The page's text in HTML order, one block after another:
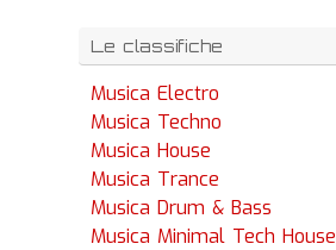
Le classifiche
Musica Electro
Musica Techno
Musica House
Musica Trance
Musica Drum & Bass
Musica Minimal Tech House